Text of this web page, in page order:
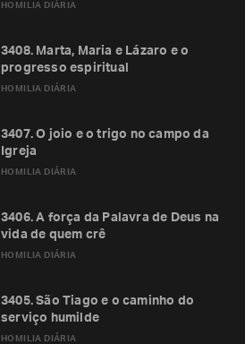
HOMILIA DIÁRIA
HOMILIA DIÁRIA
3408. Marta, Maria e Lázaro e o
progresso espiritual
HOMILIA DIÁRIA
3407. O joio e o trigo no campo da
Igreja
HOMILIA DIÁRIA
3406. A força da Palavra de Deus na
vida de quem crê
HOMILIA DIÁRIA
3405. São Tiago e o caminho do
serviço humilde